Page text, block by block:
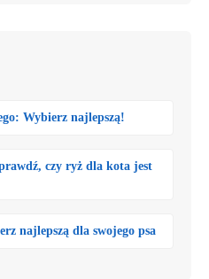
Wybierz najlepszą!
czy ryż dla kota jest
najlepszą dla swojego psa